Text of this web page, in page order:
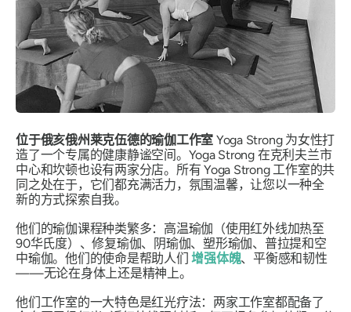
位于俄亥俄州莱克伍德的瑜伽工作室 Yoga Strong 为女性打
造了一个专属的健康静谧空间。Yoga Strong 在克利夫兰市
中心和坎顿也设有两家分店。所有 Yoga Strong 工作室的共
同之处在于，它们都充满活力，氛围温馨，让您以一种全
新的方式探索自我。
他们的瑜伽课程种类繁多：高温瑜伽（使用红外线加热至
90华氏度）、修复瑜伽、阴瑜伽、塑形瑜伽、普拉提和空
中瑜伽。他们的使命是帮助人们增强体魄、平衡感和韧性
——无论在身体上还是精神上。
他们工作室的一大特色是红光疗法：两家工作室都配备了